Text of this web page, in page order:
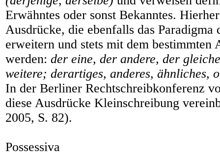
Erwähntes oder sonst Bekanntes.
Ausdrücke, die ebenfalls das Paradigma
erweitern und stets mit dem bestimmten
werden: der eine, der andere, der
weitere; derartiges, anderes, ähnliches,
In der Berliner Rechtschreibkonferenz
diese Ausdrücke Kleinschreibung
2005, S. 82).
Possessiva